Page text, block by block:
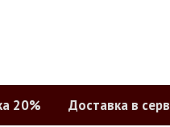
20% Доставка в